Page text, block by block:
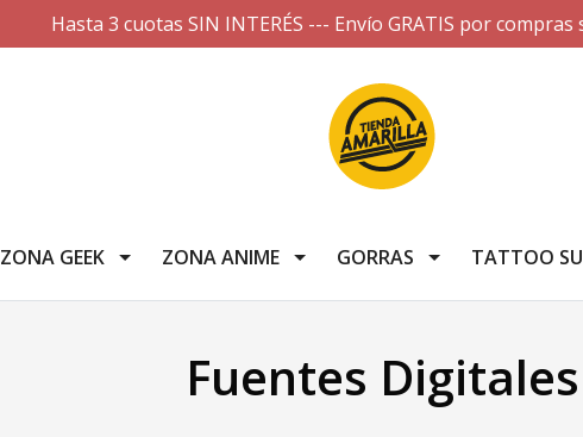
Hasta 3 cuotas SIN INTERÉS --- Envío GRATIS por compras
ZONA GEEK ZONA ANIME GORRAS TATTOO
Fuentes Digitales